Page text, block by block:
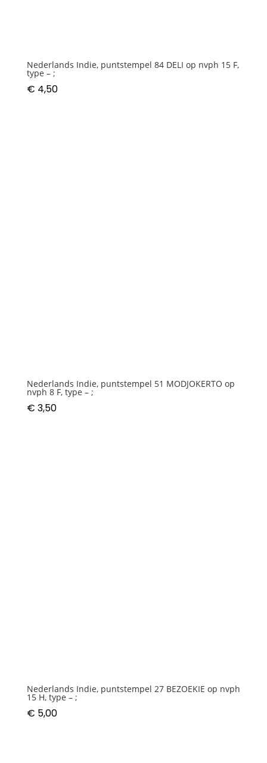
Nederlands Indie, puntstempel 84 DELI op nvph 15 F,
type – ;
€ 4,50
Nederlands Indie, puntstempel 51 MODJOKERTO op
nvph 8 F, type – ;
€ 3,50
Nederlands Indie, puntstempel 27 BEZOEKIE op nvph
15 H, type – ;
€ 5,00